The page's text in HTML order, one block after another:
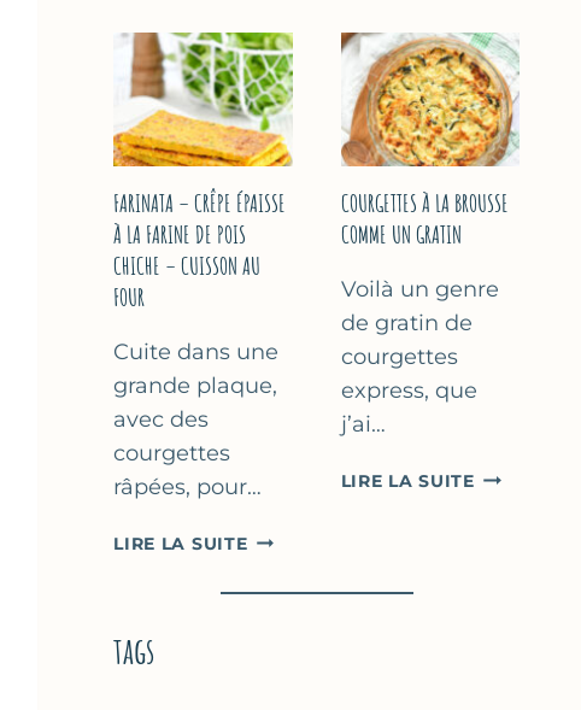
&
YAOURT
GREC
–
SANS
À
LA
BIÈRE
–
COMME
MARSEILLE
FARINATA – CRÊPE ÉPAISSE
À LA FARINE DE POIS
CHICHE – CUISSON AU
FOUR
Cuite dans une
grande plaque,
avec des
courgettes
râpées, pour…
LIRE LA SUITEFARINATA
CRÊPE
COURGETTES À LA BROUSSE
COMME UN GRATIN
Voilà un genre
de gratin de
courgettes
express, que
j’ai…
LIRE LA SUITE
tags